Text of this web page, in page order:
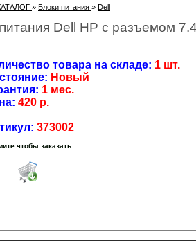
» Блоки питания » Dell
Dell HP с разъемом
товара на складе: 1 шт.
Новый
1 мес.
420 р.
373002
чтобы заказать